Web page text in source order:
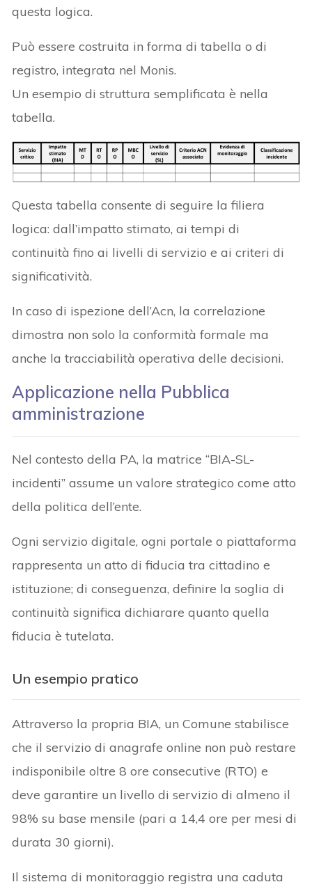
questa logica.
Può essere costruita in forma di tabella o di
registro, integrata nel Monis.
Un esempio di struttura semplificata è nella
tabella.
Questa tabella consente di seguire la filiera
logica: dall’impatto stimato, ai tempi di
continuità fino ai livelli di servizio e ai criteri di
significatività.
In caso di ispezione dell’Acn, la correlazione
dimostra non solo la conformità formale ma
anche la tracciabilità operativa delle decisioni.
Applicazione nella Pubblica
amministrazione
Nel contesto della PA, la matrice “BIA-SL-
incidenti” assume un valore strategico come atto
della politica dell’ente.
Ogni servizio digitale, ogni portale o piattaforma
rappresenta un atto di fiducia tra cittadino e
istituzione; di conseguenza, definire la soglia di
continuità significa dichiarare quanto quella
fiducia è tutelata.
Un esempio pratico
Attraverso la propria BIA, un Comune stabilisce
che il servizio di anagrafe online non può restare
indisponibile oltre 8 ore consecutive (RTO) e
deve garantire un livello di servizio di almeno il
98% su base mensile (pari a 14,4 ore per mesi di
durata 30 giorni).
Il sistema di monitoraggio registra una caduta